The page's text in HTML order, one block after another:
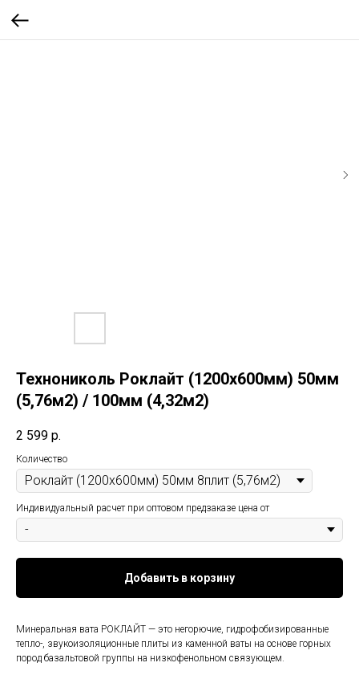
Технониколь Роклайт (1200х600мм) 50мм
(5,76м2) / 100мм (4,32м2)
2 599 р.
Количество
Индивидуальный расчет при оптовом предзаказе цена от
Добавить в корзину
Минеральная вата РОКЛАЙТ — это негорючие, гидрофобизированные
тепло-, звукоизоляционные плиты из каменной ваты на основе горных
пород базальтовой группы на низкофенольном связующем.